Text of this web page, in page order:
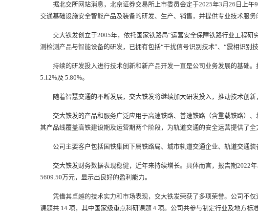
据北交所网站消息，北京证券交易所上市委员会定于2025年3月26日上午
交通基础设施安全智能产品及装备的研发、生产、销售，并提供专业技术服
交大铁发创立于2005年，依托国家铁路局“运营安全保障铁路行业工程研
测检测产品与智能设备的研发，已拥有包括“干扰信号识别技术”、“震相识别
持续的研发投入进行技术创新和新产品开发一直是公司业务发展的基础。
5.12%及 5.80%。
随着智慧交通的不断发展，交大铁发将继续加大研发投入，推动技术创新
交大铁发的产品和服务广泛应用于高速铁路、普速铁路（含重载铁路）、
其产品线覆盖高铁建设期及运营期两个阶段，为轨道交通的安全运营提供了全
公司主要客户包括国铁集团下属铁路局、城市轨道交通企业、轨道交通装
交大铁发财务数据表现稳健，近年来持续增长。具体而言，报告期2022年
5609.50万元，显示出良好的盈利能力。
凭借其卓越的技术实力和市场表现，交大铁发荣获了多项荣誉。公司不仅
课题共 14 项，其中国家级重点科研课题 4 项。公司共参与制定行业及地方